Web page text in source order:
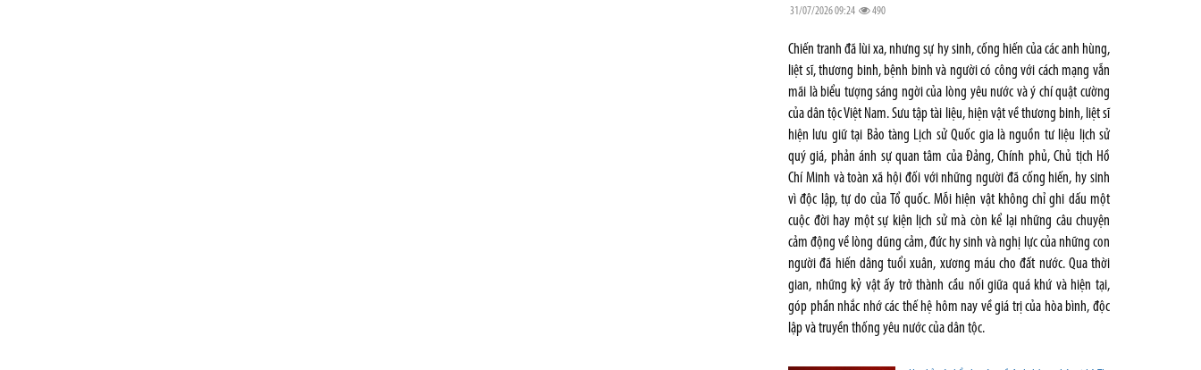
31/07/2026 09:24 490
Chiến tranh đã lùi xa, nhưng sự hy sinh, cống hiến của các anh hùng,
liệt sĩ, thương binh, bệnh binh và người có công với cách mạng vẫn
mãi là biểu tượng sáng ngời của lòng yêu nước và ý chí quật cường
của dân tộc Việt Nam. Sưu tập tài liệu, hiện vật về thương binh, liệt sĩ
hiện lưu giữ tại Bảo tàng Lịch sử Quốc gia là nguồn tư liệu lịch sử
quý giá, phản ánh sự quan tâm của Đảng, Chính phủ, Chủ tịch Hồ
Chí Minh và toàn xã hội đối với những người đã cống hiến, hy sinh
vì độc lập, tự do của Tổ quốc. Mỗi hiện vật không chỉ ghi dấu một
cuộc đời hay một sự kiện lịch sử mà còn kể lại những câu chuyện
cảm động về lòng dũng cảm, đức hy sinh và nghị lực của những con
người đã hiến dâng tuổi xuân, xương máu cho đất nước. Qua thời
gian, những kỷ vật ấy trở thành cầu nối giữa quá khứ và hiện tại,
góp phần nhắc nhớ các thế hệ hôm nay về giá trị của hòa bình, độc
lập và truyền thống yêu nước của dân tộc.